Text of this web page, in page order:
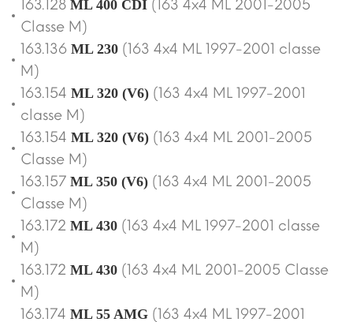
163.128 ML 400 CDI (163 4x4 ML 2001-2005
Classe M)
163.136 ML 230 (163 4x4 ML 1997-2001 classe
M)
163.154 ML 320 (V6) (163 4x4 ML 1997-2001
classe M)
163.154 ML 320 (V6) (163 4x4 ML 2001-2005
Classe M)
163.157 ML 350 (V6) (163 4x4 ML 2001-2005
Classe M)
163.172 ML 430 (163 4x4 ML 1997-2001 classe
M)
163.172 ML 430 (163 4x4 ML 2001-2005 Classe
M)
163.174 ML 55 AMG (163 4x4 ML 1997-2001